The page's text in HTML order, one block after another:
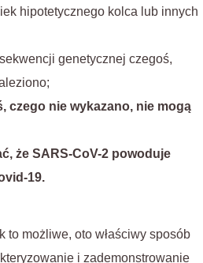
hipotetycznego kolca lub innych
genetycznej czegoś,
czego nie wykazano, nie mogą
że SARS-CoV-2 powoduje
19.
to możliwe, oto właściwy sposób
i zademonstrowanie